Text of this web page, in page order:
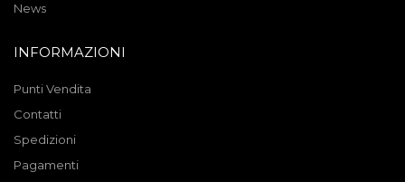
News
INFORMAZIONI
Punti Vendita
Contatti
Spedizioni
Pagamenti